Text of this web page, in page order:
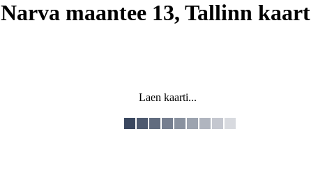
Narva maantee 13, Tallinn kaart
Laen kaarti...